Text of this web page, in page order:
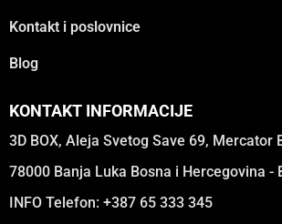
Kontakt i poslovnice
Blog
KONTAKT INFORMACIJE
3D BOX, Aleja Svetog Save 69, Mercator
78000 Banja Luka Bosna i Hercegovina -
INFO Telefon: +387 65 333 345